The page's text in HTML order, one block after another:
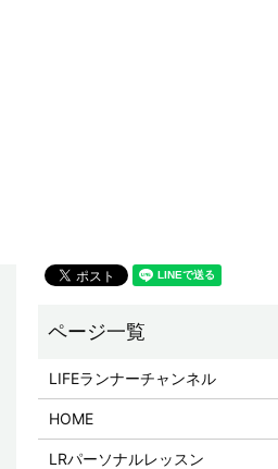
LIFEランナーチャンネル
HOME
LRパーソナルレッスン